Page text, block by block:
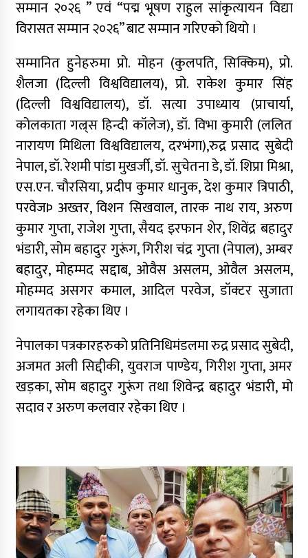
सम्मान २०२६ ’’ एवं “पद्म भूषण राहुल सांकृत्यायन विद्या
विरासत सम्मान २०२६’’ बाट सम्मान गरिएको थियो ।
सम्मानित हुनेहरुमा प्रो. मोहन (कुलपति, सिक्किम), प्रो.
शैलजा (दिल्ली विश्वविद्यालय), प्रो. राकेश कुमार सिंह
(दिल्ली विश्वविद्यालय), डॉ. सत्या उपाध्याय (प्राचार्या,
कोलकाता गल्र्स हिन्दी कॉलेज), डॉ. विभा कुमारी (ललित
नारायण मिथिला विश्वविद्यालय, दरभंगा),रुद्र प्रसाद सुबेदी
नेपाल, डॉ. रेशमी पांडा मुखर्जी, डॉ. सुचेतना डे, डॉ. शिप्रा मिश्रा,
एस.एन. चौरसिया, प्रदीप कुमार धानुक, देश कुमार त्रिपाठी,
परवेजÞ अख्तर, विशन सिखवाल, तारक नाथ राय, अरुण
कुमार गुप्ता, राजेश गुप्ता, सैयद इरफान शेर, शिवेंद्र बहादुर
भंडारी, सोम बहादुर गुरूंग, गिरीश चंद्र गुप्ता (नेपाल), अम्बर
बहादुर, मोहम्मद सद्दाब, ओवैस असलम, ओवैल असलम,
मोहम्मद असगर कमाल, आदिल परवेज, डॉक्टर सुजाता
लगायतका रहेका थिए ।
नेपालका पत्रकारहरुको प्रतिनिधिमंडलमा रुद्र प्रसाद सुबेदी,
अजमत अली सिद्दीकी, युवराज पाण्डेय, गिरीश गुप्ता, अमर
खड़का, सोम बहादुर गुरूंग तथा शिवेन्द्र बहादुर भंडारी, मो
सदाव र अरुण कलवार रहेका थिए ।